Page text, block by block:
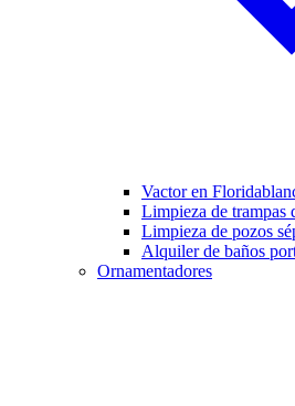
Vactor en
Limpieza de trampas
Limpieza de pozos
Alquiler de baños
Ornamentadores